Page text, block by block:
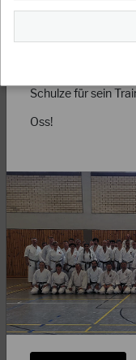
Am vergangenen
Karate-Zentrum
sein 50-jähriges
WEITERLESEN
fanden zusätzlich
Im Namen des
DJKB Sportwart
Kampfrichtern,
gelungene
Schulze für sein
Oss!